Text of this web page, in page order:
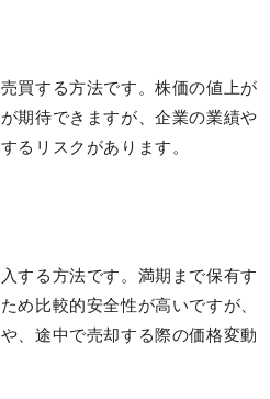
買する方法です。株価の値上が
期待できますが、企業の業績や
るリスクがあります。
する方法です。満期まで保有す
め比較的安全性が高いですが、
、途中で売却する際の価格変動